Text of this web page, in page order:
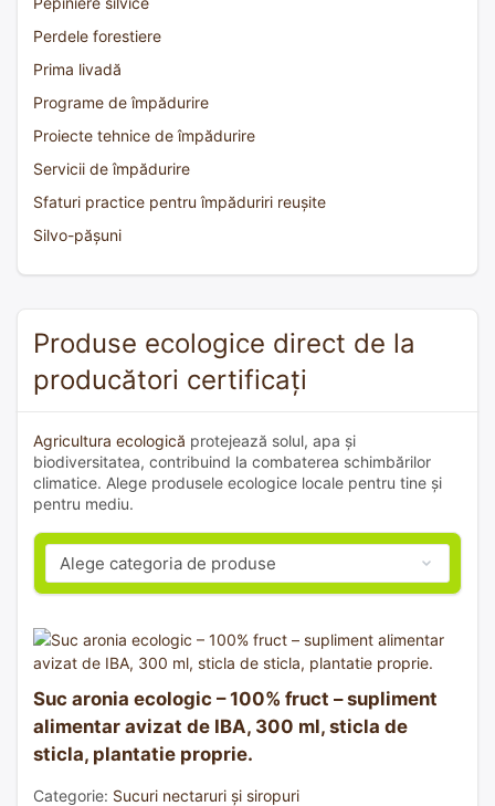
Perdele forestiere
Prima livadă
Programe de împădurire
Proiecte tehnice de împădurire
Servicii de împădurire
Sfaturi practice pentru împăduriri reușite
Silvo-pășuni
Produse ecologice direct de la
producători certificați
Agricultura ecologică protejează solul, apa și
biodiversitatea, contribuind la combaterea schimbărilor
climatice. Alege produsele ecologice locale pentru tine și
pentru mediu.
Suc aronia ecologic – 100% fruct – supliment
alimentar avizat de IBA, 300 ml, sticla de
sticla, plantatie proprie.
Categorie: Sucuri nectaruri și siropuri